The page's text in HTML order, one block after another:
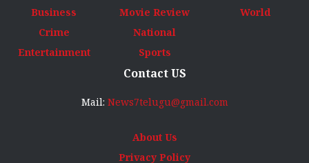
Business
Crime
Entertainment
Movie Review
National
Sports
World
Contact US
Mail: News7telugu@gmail.com
About Us
Privacy Policy